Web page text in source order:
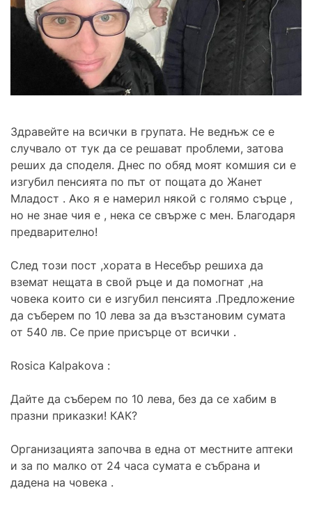
Здравейте на всички в групата. Не веднъж се е
случвало от тук да се решават проблеми, затова
реших да споделя. Днес по обяд моят комшия си е
изгубил пенсията по път от пощата до Жанет
Младост . Ако я е намерил някой с голямо сърце ,
но не знае чия е , нека се свърже с мен. Благодаря
предварително!
След този пост ,хората в Несебър решиха да
вземат нещата в свой ръце и да помогнат ,на
човека които си е изгубил пенсията .Предложение
да съберем по 10 лева за да възстановим сумата
от 540 лв. Се прие присърце от всички .
Rosica Kalpakova :
Дайте да съберем по 10 лева, без да се хабим в
празни приказки! КАК?
Организацията започва в една от местните аптеки
и за по малко от 24 часа сумата е събрана и
дадена на човека .